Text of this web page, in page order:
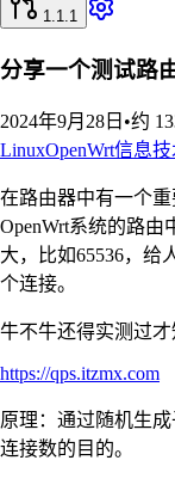
1.1.1
分享一个测试路
2024年9月28日 •约
LinuxOpenWrt信息技
在路由器中有一个
OpenWrt系统的路
大，比如65536，给
个连接。
牛不牛还得实测过
https://qps.itzmx.com
原理：通过随机生
连接数的目的。